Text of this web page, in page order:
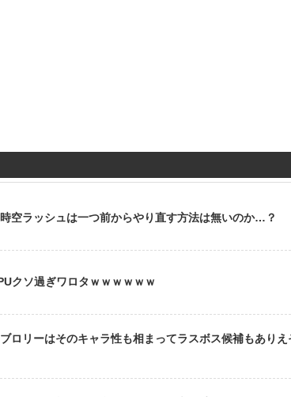
時空ラッシュは一つ前からやり直す方法は無いのか…？
クソ過ぎワロタｗｗｗｗｗｗ
ブロリーはそのキャラ性も相まってラスボス候補もあり